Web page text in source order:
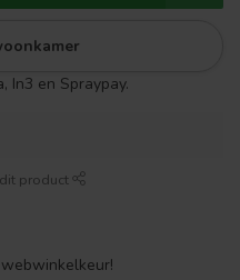
In3 en Spraypay.
product